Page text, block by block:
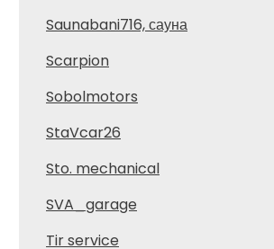
Saunabani716, сауна
Scarpion
Sobolmotors
StaVcar26
Sto. mechanical
SVA_garage
Tir service